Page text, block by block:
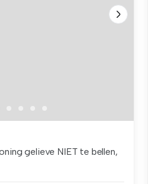
gelieve NIET te bellen,